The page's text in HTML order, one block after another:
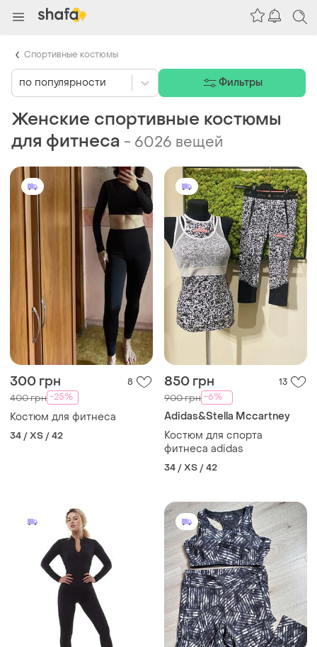
Женские спортивные костюмы
для фитнеса - 6026 вещей
300 грн 8
400 грн -25%
Костюм для фитнеса
34 / XS / 42
850 грн 13
900 грн -6%
Adidas&Stella Mccartney
Костюм для спорта
фитнеса adidas
34 / XS / 42
по популярности Фильтры
Спортивные костюмы